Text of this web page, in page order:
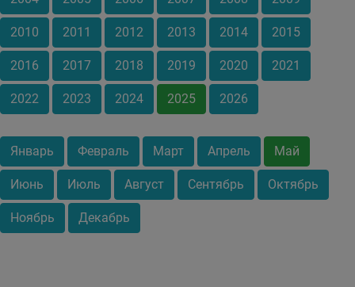
2010 2011 2012 2013 2014 2015
2016 2017 2018 2019 2020 2021
2022 2023 2024 2025 2026
Январь Февраль Март Апрель Май
Июнь Июль Август Сентябрь Октябрь
Ноябрь Декабрь